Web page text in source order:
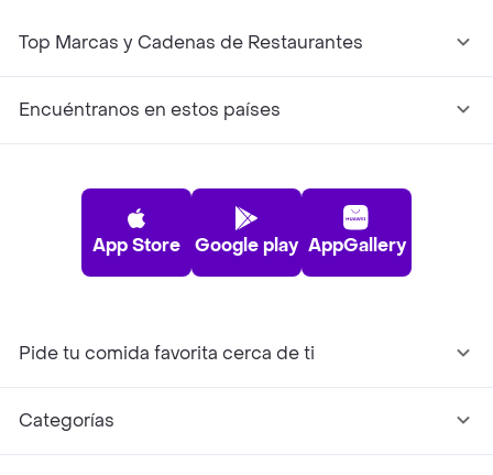
Top Marcas y Cadenas de Restaurantes
Encuéntranos en estos países
App Store Google play AppGallery
Pide tu comida favorita cerca de ti
Categorías